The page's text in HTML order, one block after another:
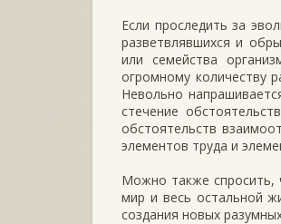
Если проследить за
разветвлявшихся и
или семейства
огромному количеству
Невольно
стечение
обстоятельств
элементов труда и
Можно также спросить,
мир и весь остальной
создания новых